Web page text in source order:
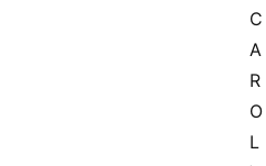
C
A
R
O
L